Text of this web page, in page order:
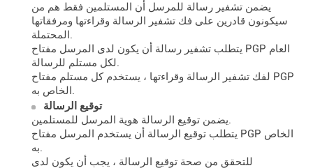
يضمن تشفير رسالة للمرسل أن المستلمين فقط هم من
سيكونون قادرين على فك تشفير الرسالة وقراءتها ومرفقاتها
المحتملة.
يتطلب تشفير رسالة أن يكون لدى المرسل مفتاح PGP العام
لكل مستلم للرسالة.
لفك تشفير الرسالة وقراءتها ، يستخدم كل مستلم مفتاح PGP
الخاص به.
توقيع الرسالة
يضمن توقيع الرسالة هوية المرسل للمستلمين.
يتطلب توقيع الرسالة أن يستخدم المرسل مفتاح PGP الخاص
به.
للتحقق من صحة توقيع الرسالة ، يجب أن يكون لدى